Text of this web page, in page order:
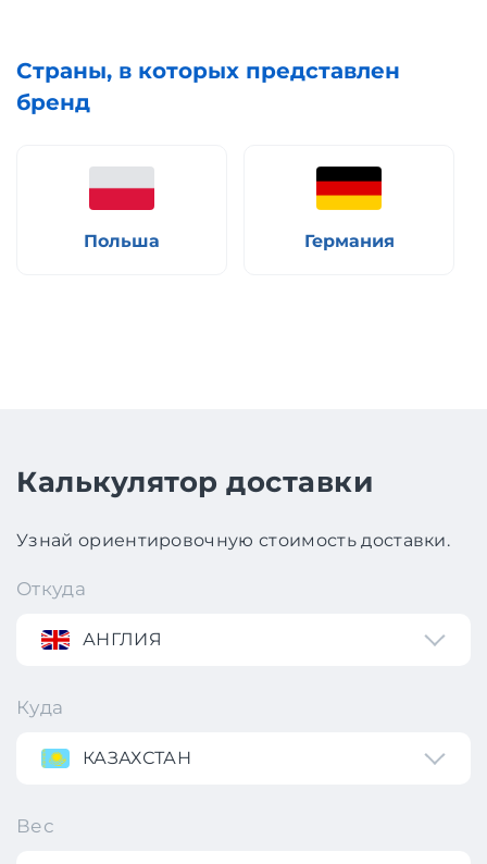
Страны, в которых представлен
бренд
Польша Германия
Калькулятор доставки
Узнай ориентировочную стоимость доставки.
Откуда
АНГЛИЯ
Куда
КАЗАХСТАН
Вес